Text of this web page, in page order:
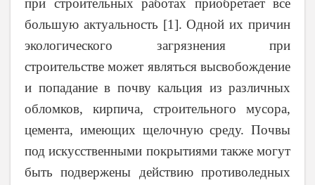
при строительных работах приобретает все
большую актуальность [1]. Одной их причин
экологического загрязнения при
строительстве может являться высвобождение
и попадание в почву кальция из различных
обломков, кирпича, строительного мусора,
цемента, имеющих щелочную среду. Почвы
под искусственными покрытиями также могут
быть подвержены действию противоледных